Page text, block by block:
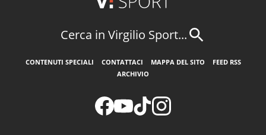
Cerca in Virgilio Sport...
CONTENUTI SPECIALI CONTATTACI MAPPA DEL SITO
FEED RSS
ARCHIVIO